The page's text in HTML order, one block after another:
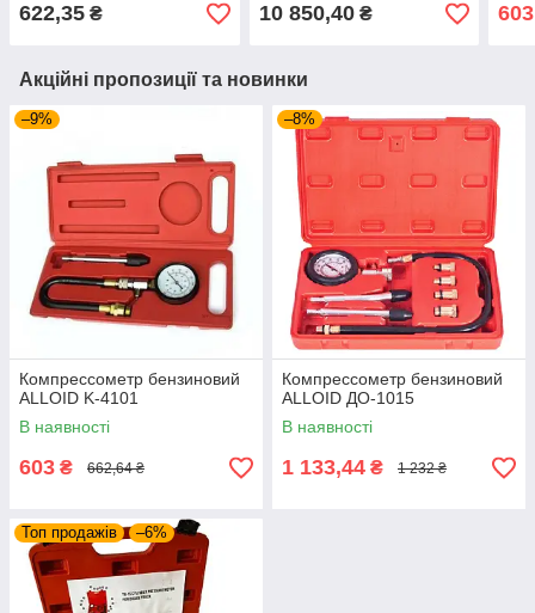
622,35 ₴ 10 850,40₴ 603
Акційні пропозиції та новинки
–9%
Компрессометр бензиновий
ALLOID K-4101
В наявності
603 ₴ 662,64 ₴
–8%
Компрессометр бензиновий
ALLOID ДО-1015
В наявності
1 133,44 ₴ 1 232 ₴
Топ продажів –6%